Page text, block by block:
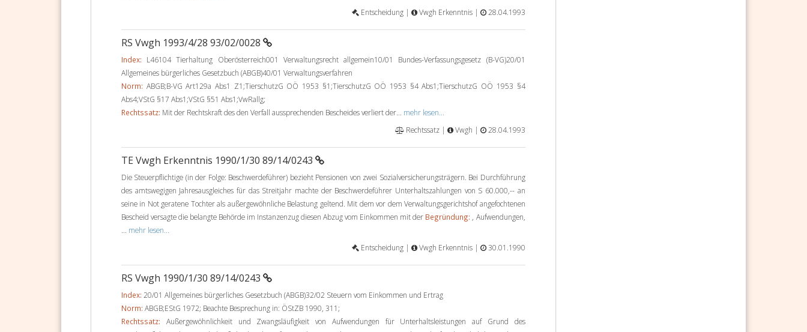
Entscheidung |
Vwgh Erkenntnis | 28.04.1993
RS Vwgh 1993/4/28 93/02/0028
Index: L46104 Tierhaltung Oberösterreich001 Verwaltungsrecht allgemein10/01 Bundes-Verfassungsgesetz (B-VG)20/01
Allgemeines bürgerliches Gesetzbuch (ABGB)40/01 Verwaltungsverfahren
Norm: ABGB;B-VG Art129a Abs1 Z1;TierschutzG OÖ 1953 §1;TierschutzG OÖ 1953 §4 Abs1;TierschutzG OÖ 1953 §4
Abs4;VStG §17 Abs1;VStG §51 Abs1;VwRallg;
Rechtssatz: Mit der Rechtskraft des den Verfall aussprechenden Bescheides verliert der... mehr lesen...
Rechtssatz |
Vwgh | 28.04.1993
TE Vwgh Erkenntnis 1990/1/30 89/14/0243
Die Steuerpflichtige (in der Folge: Beschwerdeführer) bezieht Pensionen von zwei Sozialversicherungsträgern. Bei Durchführung
des amtswegigen Jahresausgleiches für das Streitjahr machte der Beschwerdeführer Unterhaltszahlungen von S 60.000,-- an
seine in Not geratene Tochter als außergewöhnliche Belastung geltend. Mit dem vor dem Verwaltungsgerichtshof angefochtenen
Bescheid versagte die belangte Behörde im Instanzenzug diesen Abzug vom Einkommen mit der Begründung: , Aufwendungen,
mehr lesen...
Entscheidung |
Vwgh Erkenntnis | 30.01.1990
RS Vwgh 1990/1/30 89/14/0243
Index: 20/01 Allgemeines bürgerliches Gesetzbuch (ABGB)32/02 Steuern vom Einkommen und Ertrag
Norm: ABGB;EStG 1972; Beachte Besprechung in: ÖStZB 1990, 311;
Rechtssatz: Außergewöhnlichkeit und Zwangsläufigkeit von Aufwendungen für Unterhaltsleistungen auf Grund des